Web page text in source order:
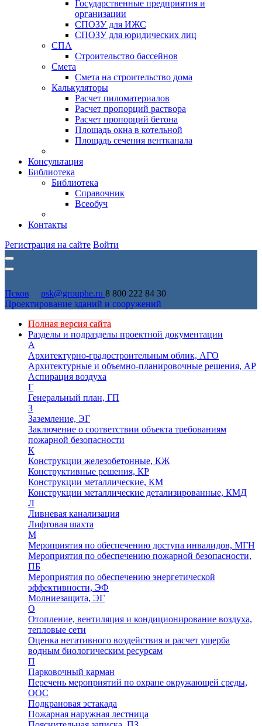
Государственные предприятия и
организации
СПОЗУ для ИЖС
СПОЗУ для юридических лиц
СПА
Строительство бассейнов
Смета
Смета на строительство дома
Калькуляторы
Расчет пиломатериалов
Расчет пропорций раствора
Расчет пропорций бетона
Площадь окна в котельной
Площадь сечения вентканала
Консультация
Библиотека
Библиотека
Справочник
Всеобуч
Контакты
Регистрация на сайте Войти
Псков psk@grouphe.ru 8 800 222 84 30
Проектирование зданий и сооружений
Полная версия сайта
Разделы и подразделы проектной документации
А
Архитектурно-градостроительным облик, АГО
Архитектурные и объемно-планировочные решения, АР
Аспирация воздуха
Г
Генеральный план, ГП
З
Заземление, ЭГ
Заключение о соответствии объекта требованиям
пожарной безопасности
К
Конструкции железобетонные, КЖ
Конструктивные решения, КР
Конструкции металлические, КМ
Конструкции металлические детализированные, КМД
Л
Ливневая канализация
Лифтовая шахта
М
Мероприятия по обеспечению доступа инвалидов, МГН
Мероприятия по обеспечению пожарной безопасности,
ПБ
Мероприятия по обеспечению энергетической
эффективности, ЭФ
Молниезащита, ЭГ
О
Отопление, вентиляция и кондиционирование воздуха,
тепловые сети
Оценка негативного воздействия и расчет ущерба
водным биологическим ресурсам
П
Парковочный карман
Перечень мероприятий по охране окружающей среды,
ООС
Подкрановая эстакада
Пожарная наружная лестница